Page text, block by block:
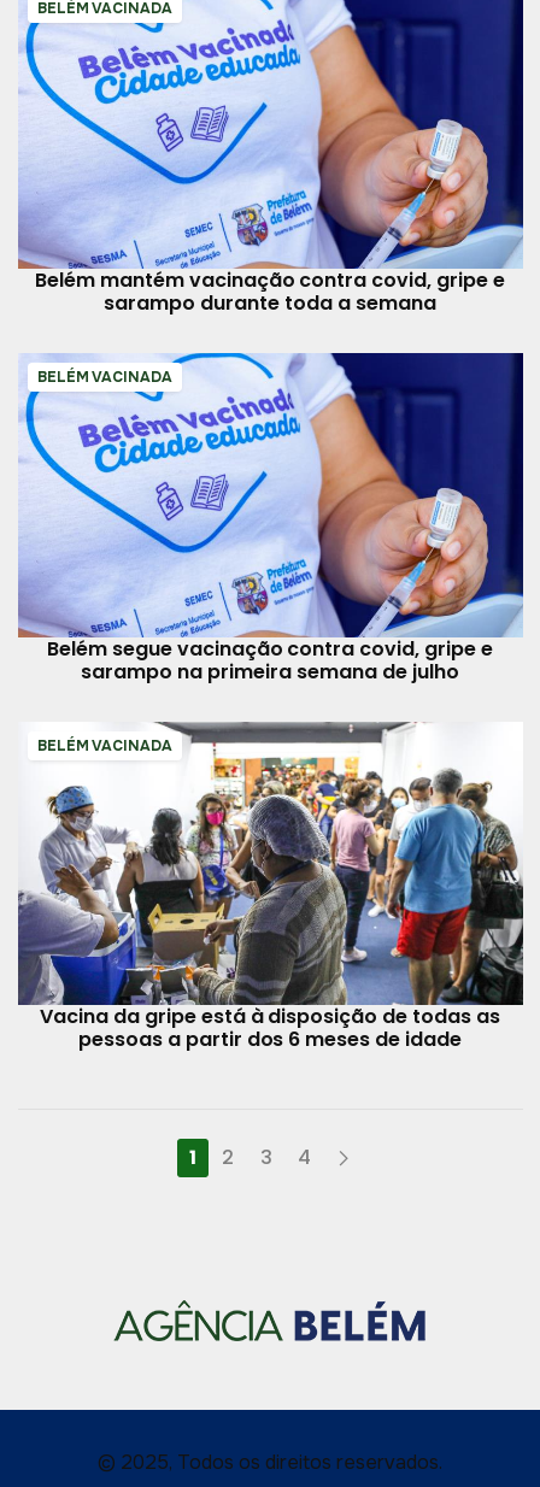
BELÉM VACINADA
Belém mantém vacinação contra covid, gripe e
sarampo durante toda a semana
BELÉM VACINADA
Belém segue vacinação contra covid, gripe e
sarampo na primeira semana de julho
BELÉM VACINADA
Vacina da gripe está à disposição de todas as
pessoas a partir dos 6 meses de idade
1 2 3 4
© 2025, Todos os direitos reservados.